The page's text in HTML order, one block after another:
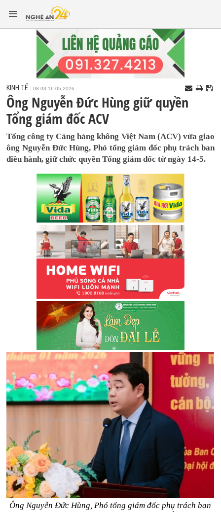
KINH TẾ 08:03 16-05-2026
Ông Nguyễn Đức Hùng giữ quyền
Tổng giám đốc ACV
Tổng công ty Cảng hàng không Việt Nam (ACV) vừa giao
ông Nguyễn Đức Hùng, Phó tổng giám đốc phụ trách ban
điều hành, giữ chức quyền Tổng giám đốc từ ngày 14-5.
Ông Nguyễn Đức Hùng, Phó tổng giám đốc phụ trách ban